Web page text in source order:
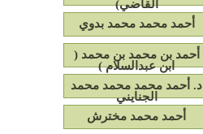
القاضي)
أحمد محمد محمد بدوي
أحمد بن محمد بن محمد (
ابن عبدالسلام )
د. أحمد محمد محمد محمد
الجنايني
أحمد محمد مخترش